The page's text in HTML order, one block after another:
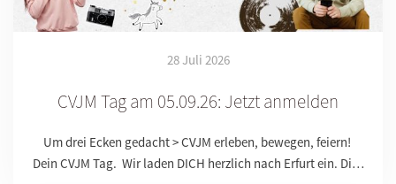
28 Juli 2026
CVJM Tag am 05.09.26: Jetzt anmelden
Um drei Ecken gedacht > CVJM erleben, bewegen, feiern!
Dein CVJM Tag. Wir laden DICH herzlich nach Erfurt ein. Di…